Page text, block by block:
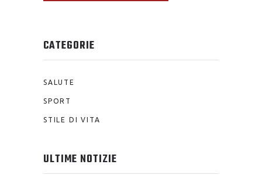
CATEGORIE
SALUTE
SPORT
STILE DI VITA
ULTIME NOTIZIE